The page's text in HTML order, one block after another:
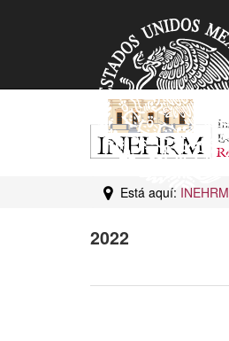
Está aquí: INEHRM
2022